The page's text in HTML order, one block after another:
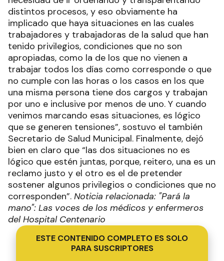
distintos procesos, y eso obviamente ha
implicado que haya situaciones en las cuales
trabajadores y trabajadoras de la salud que han
tenido privilegios, condiciones que no son
apropiadas, como la de los que no vienen a
trabajar todos los días como corresponde o que
no cumple con las horas o los casos en los que
una misma persona tiene dos cargos y trabajan
por uno e inclusive por menos de uno. Y cuando
venimos marcando esas situaciones, es lógico
que se generen tensiones”, sostuvo el también
Secretario de Salud Municipal. Finalmente, dejó
bien en claro que “las dos situaciones no es
lógico que estén juntas, porque, reitero, una es un
reclamo justo y el otro es el de pretender
sostener algunos privilegios o condiciones que no
corresponden”. Noticia relacionada: "Pará la
mano": Las voces de los médicos y enfermeros
del Hospital Centenario
ESTE CONTENIDO COMPLETO ES SOLO
PARA SUSCRIPTORES